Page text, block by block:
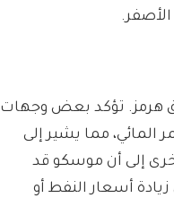
هرمز. تؤكد بعض وجهات
المائي، مما يشير إلى
إلى أن موسكو قد
أسعار النفط أو